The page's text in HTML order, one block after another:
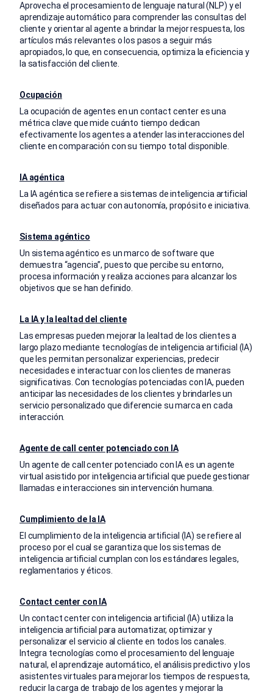
Aprovecha el procesamiento de lenguaje natural (NLP) y el
aprendizaje automático para comprender las consultas del
cliente y orientar al agente a brindar la mejor respuesta, los
artículos más relevantes o los pasos a seguir más
apropiados, lo que, en consecuencia, optimiza la eficiencia y
la satisfacción del cliente.
Ocupación
La ocupación de agentes en un contact center es una
métrica clave que mide cuánto tiempo dedican
efectivamente los agentes a atender las interacciones del
cliente en comparación con su tiempo total disponible.
IA agéntica
La IA agéntica se refiere a sistemas de inteligencia artificial
diseñados para actuar con autonomía, propósito e iniciativa.
Sistema agéntico
Un sistema agéntico es un marco de software que
demuestra “agencia”, puesto que percibe su entorno,
procesa información y realiza acciones para alcanzar los
objetivos que se han definido.
La IA y la lealtad del cliente
Las empresas pueden mejorar la lealtad de los clientes a
largo plazo mediante tecnologías de inteligencia artificial (IA)
que les permitan personalizar experiencias, predecir
necesidades e interactuar con los clientes de maneras
significativas. Con tecnologías potenciadas con IA, pueden
anticipar las necesidades de los clientes y brindarles un
servicio personalizado que diferencie su marca en cada
interacción.
Agente de call center potenciado con IA
Un agente de call center potenciado con IA es un agente
virtual asistido por inteligencia artificial que puede gestionar
llamadas e interacciones sin intervención humana.
Cumplimiento de la IA
El cumplimiento de la inteligencia artificial (IA) se refiere al
proceso por el cual se garantiza que los sistemas de
inteligencia artificial cumplan con los estándares legales,
reglamentarios y éticos.
Contact center con IA
Un contact center con inteligencia artificial (IA) utiliza la
inteligencia artificial para automatizar, optimizar y
personalizar el servicio al cliente en todos los canales.
Integra tecnologías como el procesamiento del lenguaje
natural, el aprendizaje automático, el análisis predictivo y los
asistentes virtuales para mejorar los tiempos de respuesta,
reducir la carga de trabajo de los agentes y mejorar la